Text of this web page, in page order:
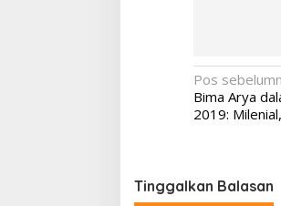
N
a
g
Pos
Bima Arya
2019:
Tinggalkan Balasan